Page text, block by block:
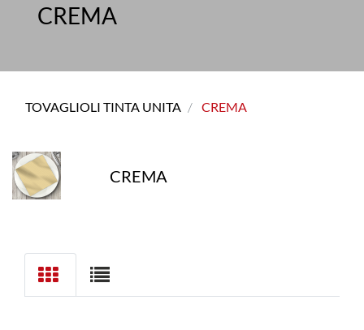
CREMA
TOVAGLIOLI TINTA UNITA CREMA
CREMA